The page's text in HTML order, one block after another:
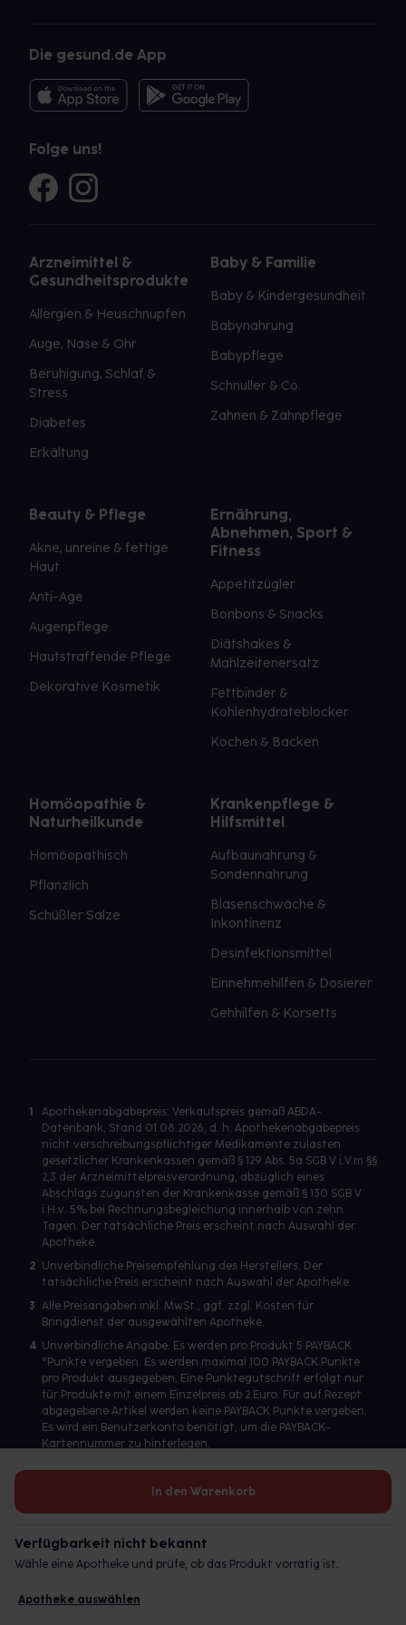
In den Warenkorb
Verfügbarkeit nicht bekannt
Wähle eine Apotheke und prüfe, ob das Produkt vorrätig ist.
Apotheke auswählen
Die gesund.de App
Folge uns!
Arzneimittel &
Gesundheitsprodukte
Allergien & Heuschnupfen
Auge, Nase & Ohr
Beruhigung, Schlaf &
Stress
Diabetes
Erkältung
Baby & Familie
Baby & Kindergesundheit
Babynahrung
Babypflege
Schnuller & Co.
Zahnen & Zahnpflege
Beauty & Pflege
Akne, unreine & fettige
Haut
Anti-Age
Augenpflege
Hautstraffende Pflege
Dekorative Kosmetik
Ernährung,
Abnehmen, Sport &
Fitness
Appetitzügler
Bonbons & Snacks
Diätshakes &
Mahlzeitenersatz
Fettbinder &
Kohlenhydrateblocker
Kochen & Backen
Homöopathie &
Naturheilkunde
Homöopathisch
Pflanzlich
Schüßler Salze
Krankenpflege &
Hilfsmittel
Aufbaunahrung &
Sondennahrung
Blasenschwäche &
Inkontinenz
Desinfektionsmittel
Einnehmehilfen & Dosierer
Gehhilfen & Korsetts
1
Apothekenabgabepreis: Verkaufspreis gemäß ABDA-
Datenbank, Stand 01.08.2026, d. h. Apothekenabgabepreis
nicht verschreibungspflichtiger Medikamente zulasten
gesetzlicher Krankenkassen gemäß § 129 Abs. 5a SGB V i.V.m §§
2,3 der Arzneimittelpreisverordnung, abzüglich eines
Abschlags zugunsten der Krankenkasse gemäß § 130 SGB V
i.H.v. 5% bei Rechnungsbegleichung innerhalb von zehn
Tagen. Der tatsächliche Preis erscheint nach Auswahl der
Apotheke.
2 Unverbindliche Preisempfehlung des Herstellers. Der
tatsächliche Preis erscheint nach Auswahl der Apotheke.
3 Alle Preisangaben inkl. MwSt., ggf. zzgl. Kosten für
Bringdienst der ausgewählten Apotheke.
4 Unverbindliche Angabe. Es werden pro Produkt 5 PAYBACK
°Punkte vergeben. Es werden maximal 100 PAYBACK Punkte
pro Produkt ausgegeben. Eine Punktegutschrift erfolgt nur
für Produkte mit einem Einzelpreis ab 2 Euro. Für auf Rezept
abgegebene Artikel werden keine PAYBACK Punkte vergeben.
Es wird ein Benutzerkonto benötigt, um die PAYBACK-
Kartennummer zu hinterlegen.
Betreiber des Portals und verantwortlich: gesund.de GmbH &
© 2026 gesund.de GmbH & Co. KG